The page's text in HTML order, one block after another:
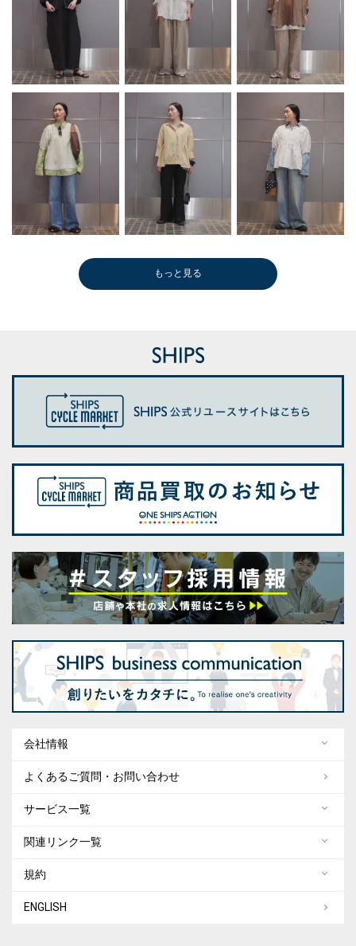
もっと見る
会社情報
よくあるご質問・お問い合わせ
サービス一覧
関連リンク一覧
規約
ENGLISH